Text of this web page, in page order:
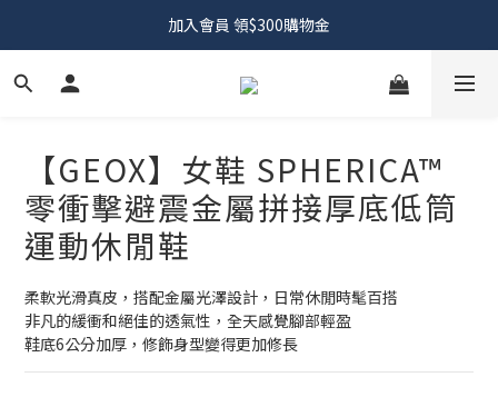
加入會員 領$300購物金
【GEOX】女鞋 SPHERICA™
零衝擊避震金屬拼接厚底低筒
運動休閒鞋
柔軟光滑真皮，搭配金屬光澤設計，日常休閒時髦百搭
非凡的緩衝和絕佳的透氣性，全天感覺腳部輕盈
鞋底6公分加厚，修飾身型變得更加修長